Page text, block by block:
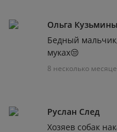
Ольга
Бедный
муках😒
8 несколько
Руслан След
Хозяев собак